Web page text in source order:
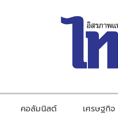
คอลัมนิสต์ เศรษฐกิจ